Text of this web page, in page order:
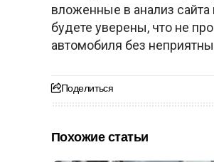
вложенные в анализ
будете уверены, что не
автомобиля без
Поделиться
Похожие статьи